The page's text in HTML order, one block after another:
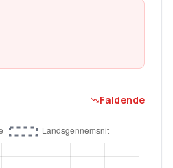
Faldende